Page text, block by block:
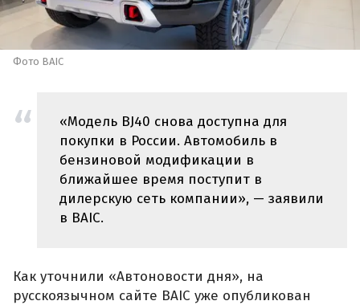
Фото BAIC
«Модель BJ40 снова доступна для
покупки в России. Автомобиль в
бензиновой модификации в
ближайшее время поступит в
дилерскую сеть компании», — заявили
в BAIC.
Как уточнили «Автоновости дня», на
русскоязычном сайте BAIC уже опубликован